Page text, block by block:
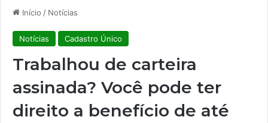
Início / Notícias
Notícias Cadastro Único
Trabalhou de carteira
assinada? Você pode ter
direito a benefício de até